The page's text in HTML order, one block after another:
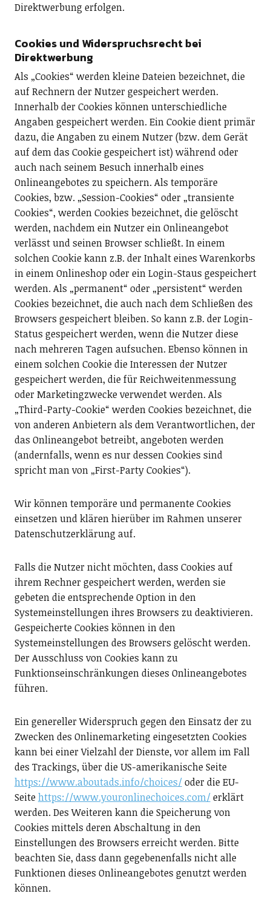
Direktwerbung erfolgen.
Cookies und Widerspruchsrecht bei
Direktwerbung
Als „Cookies“ werden kleine Dateien bezeichnet, die
auf Rechnern der Nutzer gespeichert werden.
Innerhalb der Cookies können unterschiedliche
Angaben gespeichert werden. Ein Cookie dient primär
dazu, die Angaben zu einem Nutzer (bzw. dem Gerät
auf dem das Cookie gespeichert ist) während oder
auch nach seinem Besuch innerhalb eines
Onlineangebotes zu speichern. Als temporäre
Cookies, bzw. „Session-Cookies“ oder „transiente
Cookies“, werden Cookies bezeichnet, die gelöscht
werden, nachdem ein Nutzer ein Onlineangebot
verlässt und seinen Browser schließt. In einem
solchen Cookie kann z.B. der Inhalt eines Warenkorbs
in einem Onlineshop oder ein Login-Staus gespeichert
werden. Als „permanent“ oder „persistent“ werden
Cookies bezeichnet, die auch nach dem Schließen des
Browsers gespeichert bleiben. So kann z.B. der Login-
Status gespeichert werden, wenn die Nutzer diese
nach mehreren Tagen aufsuchen. Ebenso können in
einem solchen Cookie die Interessen der Nutzer
gespeichert werden, die für Reichweitenmessung
oder Marketingzwecke verwendet werden. Als
„Third-Party-Cookie“ werden Cookies bezeichnet, die
von anderen Anbietern als dem Verantwortlichen, der
das Onlineangebot betreibt, angeboten werden
(andernfalls, wenn es nur dessen Cookies sind
spricht man von „First-Party Cookies“).
Wir können temporäre und permanente Cookies
einsetzen und klären hierüber im Rahmen unserer
Datenschutzerklärung auf.
Falls die Nutzer nicht möchten, dass Cookies auf
ihrem Rechner gespeichert werden, werden sie
gebeten die entsprechende Option in den
Systemeinstellungen ihres Browsers zu deaktivieren.
Gespeicherte Cookies können in den
Systemeinstellungen des Browsers gelöscht werden.
Der Ausschluss von Cookies kann zu
Funktionseinschränkungen dieses Onlineangebotes
führen.
Ein genereller Widerspruch gegen den Einsatz der zu
Zwecken des Onlinemarketing eingesetzten Cookies
kann bei einer Vielzahl der Dienste, vor allem im Fall
des Trackings, über die US-amerikanische Seite
https://www.aboutads.info/choices/oder die EU-
Seitehttps://www.youronlinechoices.com/erklärt
werden. Des Weiteren kann die Speicherung von
Cookies mittels deren Abschaltung in den
Einstellungen des Browsers erreicht werden. Bitte
beachten Sie, dass dann gegebenenfalls nicht alle
Funktionen dieses Onlineangebotes genutzt werden
können.